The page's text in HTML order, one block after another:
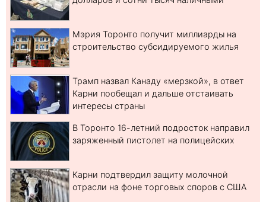
Мэрия Торонто получит миллиарды на
строительство субсидируемого жилья
Трамп назвал Канаду «мерзкой», в ответ
Карни пообещал и дальше отстаивать
интересы страны
В Торонто 16-летний подросток направил
заряженный пистолет на полицейских
Карни подтвердил защиту молочной
отрасли на фоне торговых споров с США